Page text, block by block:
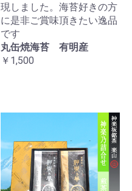
現しました。海苔好きの方
に是非ご賞味頂きたい逸品
です
丸缶焼海苔 有明産
￥1,500